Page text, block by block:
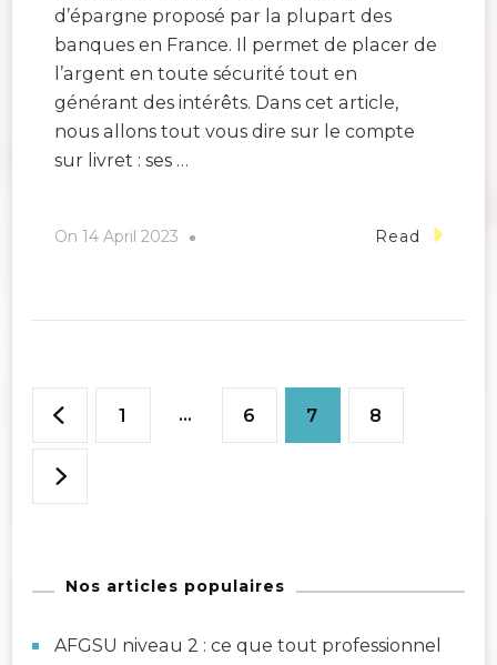
d’épargne proposé par la plupart des
banques en France. Il permet de placer de
l’argent en toute sécurité tout en
générant des intérêts. Dans cet article,
nous allons tout vous dire sur le compte
sur livret : ses …
On 14 April 2023 Read
Posts
pagination
Page
1 … Page
6 Page
7 Page
8
Nos articles populaires
AFGSU niveau 2 : ce que tout professionnel